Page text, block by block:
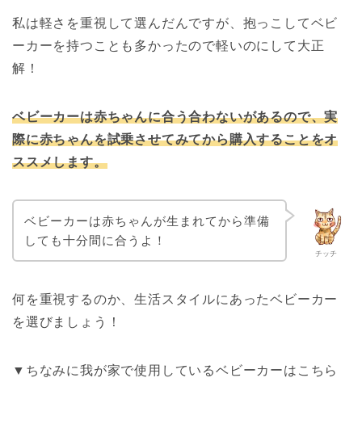
私は軽さを重視して選んだんですが、抱っこしてベビ
ーカーを持つことも多かったので軽いのにして大正
解！
ベビーカーは赤ちゃんに合う合わないがあるので、実
際に赤ちゃんを試乗させてみてから購入することをオ
ススメします。
チッチ
ベビーカーは赤ちゃんが生まれてから準備
しても十分間に合うよ！
何を重視するのか、生活スタイルにあったベビーカー
を選びましょう！
▼ちなみに我が家で使用しているベビーカーはこちら